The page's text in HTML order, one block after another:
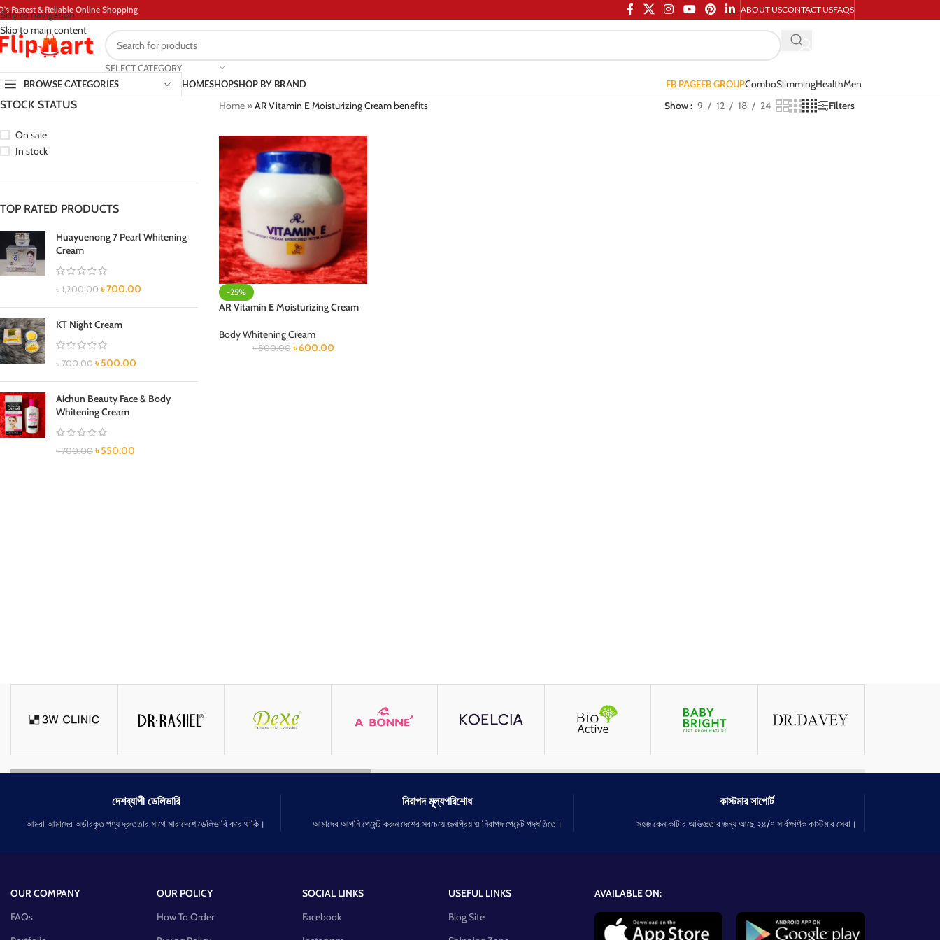
Skip to navigation
Skip to main content
Fastest & Reliable Online Shopping ABOUT USCONTACT USFAQS
SELECT CATEGORY
BROWSE CATEGORIES
HOMESHOPSHOP BY BRAND FB PAGEFB GROUPComboSlimmingHealthMen
STOCK STATUS
On sale
In stock
TOP RATED PRODUCTS
Huayuenong 7 Pearl Whitening
Cream
৳1,200.00 ৳700.00
KT Night Cream
৳700.00 ৳500.00
Aichun Beauty Face & Body
Whitening Cream
৳700.00 ৳550.00
Home»AR Vitamin E Moisturizing Cream benefits Show 9 12 18 24 Filters
-25%
AR Vitamin E Moisturizing Cream
Body Whitening Cream
৳800.00 ৳600.00
দেশব্যাপী ডেলিভারি
আমরা আমাদের অর্ডারকৃত পণ্য দ্রুততার সাথে সারাদেশে ডেলিভারি করে থাকি।
নিরাপদ মূল্যপরিশোধ
আমাদের আপনি পেমেন্ট করুন দেশের সবচেয়ে জনপ্রিয় ও নিরাপদ পেমেন্ট পদ্ধতিতে।
কাস্টমার সাপোর্ট
সহজ কেনাকাটার অভিজ্ঞতার জন্য আছে ২৪/৭ সার্বক্ষণিক কাস্টমার সেবা।
OUR COMPANY
FAQs
OUR POLICY
How To Order
SOCIAL LINKS
Facebook
USEFUL LINKS
Blog Site
AVAILABLE ON: